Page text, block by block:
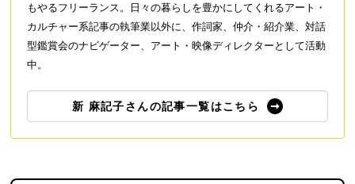
もやるフリーランス。日々の暮らしを豊かにしてくれるアート・
カルチャー系記事の執筆業以外に、作詞家、仲介・紹介業、対話
型鑑賞会のナビゲーター、アート・映像ディレクターとして活動
中。
新 麻記子さんの記事一覧はこちら